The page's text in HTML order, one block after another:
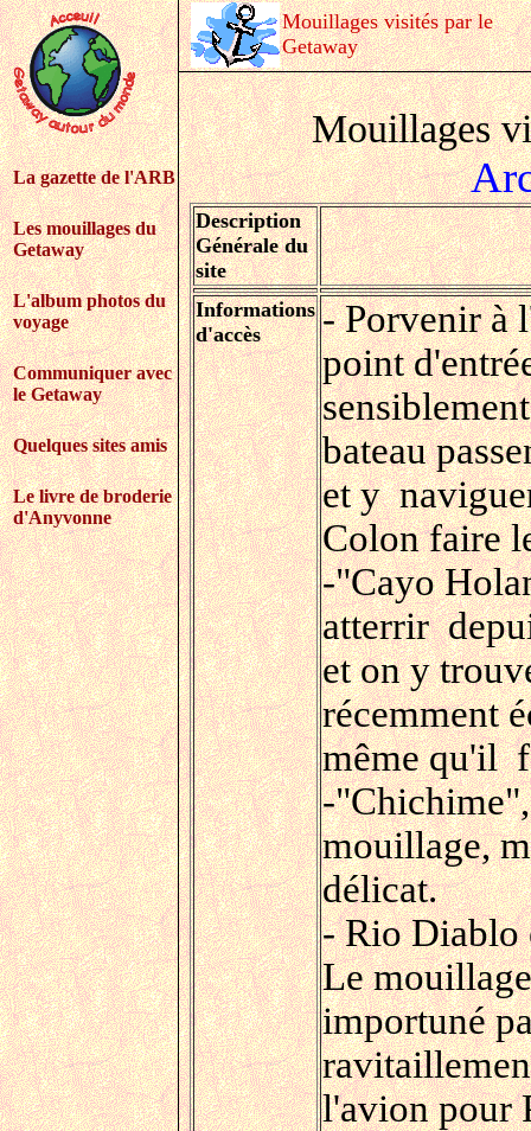
La gazette de l'ARB
Les mouillages du
Getaway
L'album photos du
voyage
Communiquer avec
le Getaway
Quelques sites amis
Le livre de broderie
d'Anyvonne
Mouillages visités par le
Getaway
Mouillages
Description
Générale du
site
Informations
d'accès
- Porvenir à
point
bateau
et y
Colon faire
-"Cayo
atterrir
et on y
récemment
même qu'il
-
mouillage,
délicat.
- Rio Diablo
Le
importuné
l'avion pour